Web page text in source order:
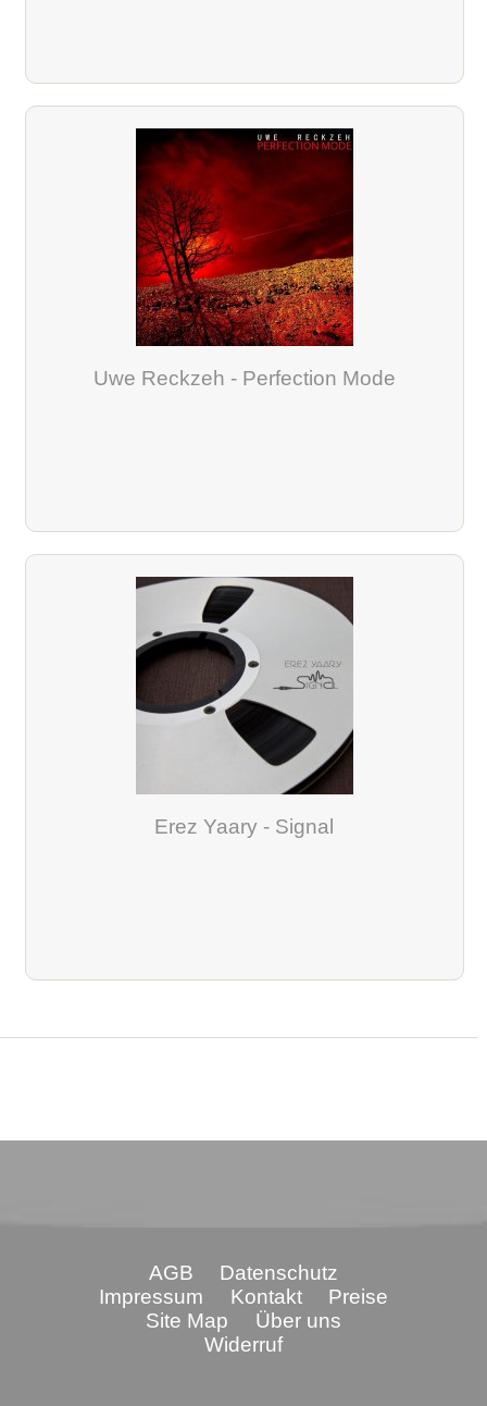
Uwe Reckzeh - Perfection Mode
Erez Yaary - Signal
AGB
Datenschutz
Impressum
Kontakt
Preise
Site Map
Über uns
Widerruf